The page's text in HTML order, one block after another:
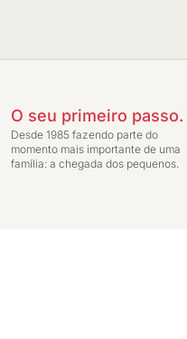
O seu primeiro passo.
Desde 1985 fazendo parte do
momento mais importante de uma
família: a chegada dos pequenos.